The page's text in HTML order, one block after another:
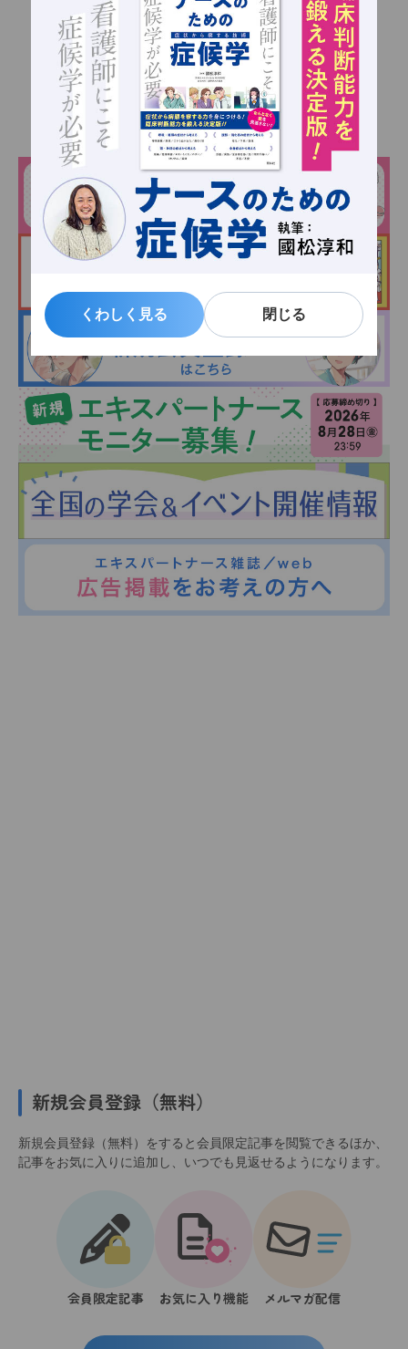
くわしく見る 閉じる
くわしく見る 閉じる
執筆者・監修者一覧へもどる
新規会員登録（無料）
新規会員登録（無料）をすると会員限定記事を閲覧できるほか、
記事をお気に入りに追加し、いつでも見返せるようになります。
会員限定記事 お気に入り機能 メルマガ配信